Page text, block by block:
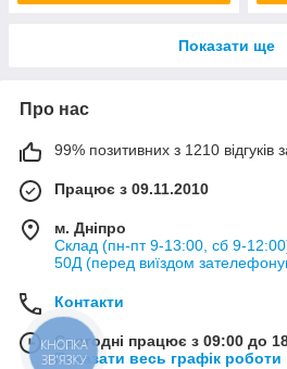
Показати ще
Про нас
99% позитивних з 1210 відгуків
Працює з 09.11.2010
м. Дніпро
Склад (пн-пт 9-13:00, сб 9-
50Д (перед виїздом
Контакти
Сьогодні працює з 09:00 до
Показати весь графік роботи
КНОПКА
ЗВ'ЯЗКУ